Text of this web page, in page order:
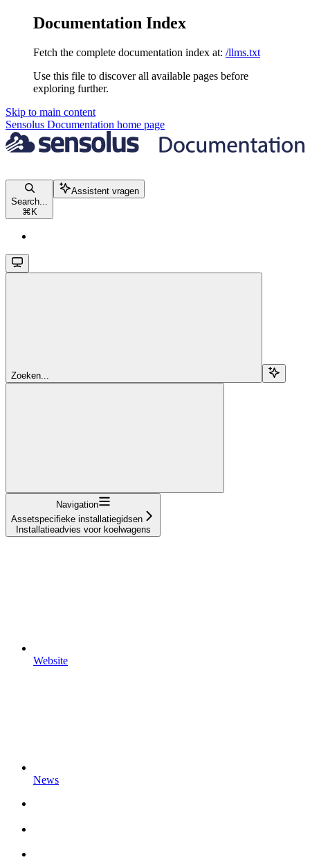
Documentation Index
Fetch the complete documentation index at: /llms.txt
Use this file to discover all available pages before
exploring further.
Skip to main content
Sensolus Documentation home page
Search...
⌘ K
Assistent vragen
Zoeken...
Navigation
Assetspecifieke installatiegidsen
Installatieadvies voor koelwagens
Website
News